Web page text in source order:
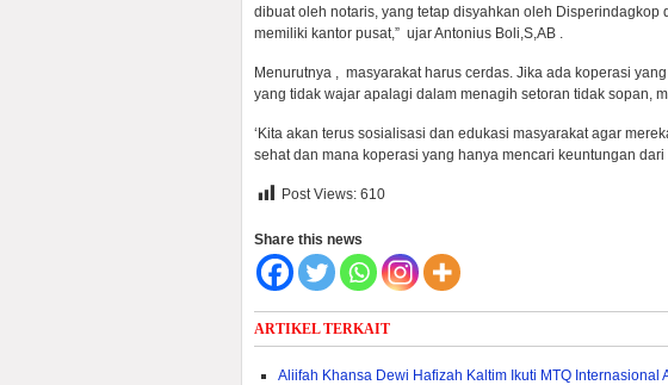
dibuat oleh notaris, yang tetap disyahkan oleh Disperindagkop
memiliki kantor pusat,” ujar Antonius Boli,S,AB .
Menurutnya , masyarakat harus cerdas. Jika ada koperasi
yang tidak wajar apalagi dalam menagih setoran tidak sopan,
‘Kita akan terus sosialisasi dan edukasi masyarakat agar
sehat dan mana koperasi yang hanya mencari keuntungan
Post Views: 610
Share this news
ARTIKEL TERKAIT
Aliifah Khansa Dewi Hafizah Kaltim Ikuti MTQ Internasional